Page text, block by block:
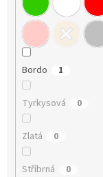
Bordo 1
Tyrkysová 0
Zlatá 0
Stříbrná 0